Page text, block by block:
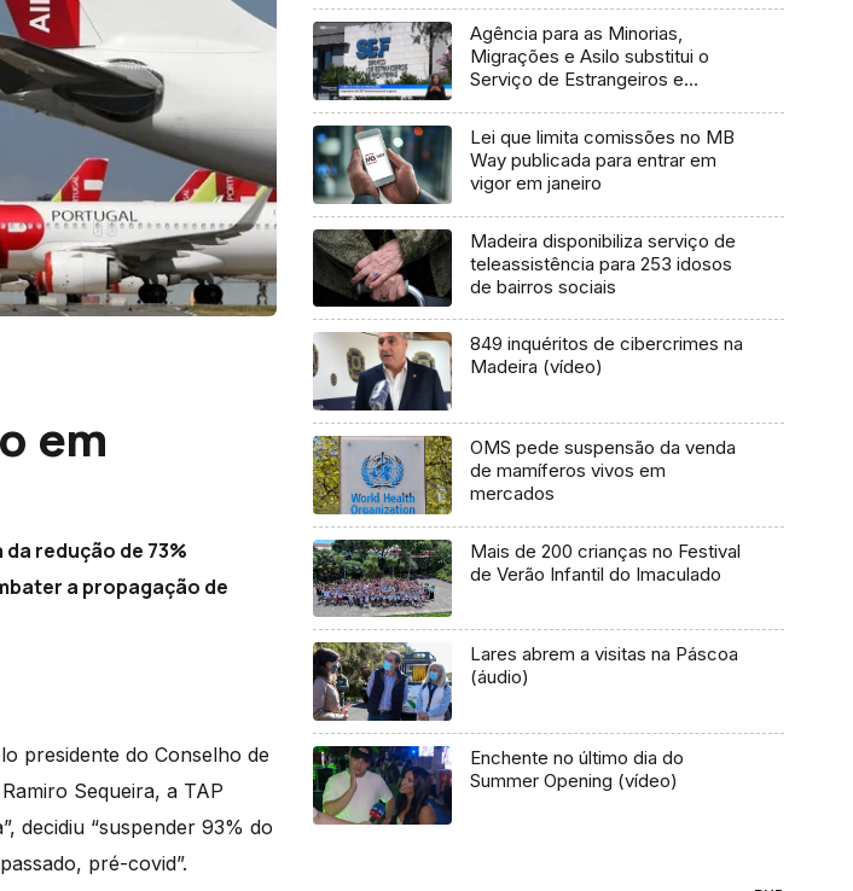
em
redução de 73%
a propagação de
presidente do Conselho de
Sequeira, a TAP
decidiu “suspender 93% do
pré-covid”.
Agência para as Minorias,
Migrações e Asilo substitui o
Serviço de Estrangeiros e
Lei que limita comissões no MB
Way publicada para entrar em
vigor em janeiro
Madeira disponibiliza serviço de
teleassistência para 253 idosos
de bairros sociais
849 inquéritos de cibercrimes na
Madeira (vídeo)
OMS pede suspensão da venda
de mamíferos vivos em
mercados
Mais de 200 crianças no Festival
de Verão Infantil do Imaculado
Lares abrem a visitas na Páscoa
(áudio)
Enchente no último dia do
Summer Opening (vídeo)